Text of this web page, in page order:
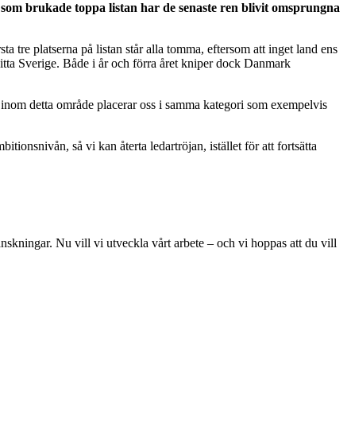
brukade toppa listan har de senaste ren blivit omsprungna
tre platserna på listan står alla tomma, eftersom att inget land ens
Sverige. Både i år och förra året kniper dock Danmark
detta område placerar oss i samma kategori som exempelvis
så vi kan återta ledartröjan, istället för att fortsätta
Nu vill vi utveckla vårt arbete – och vi hoppas att du vill